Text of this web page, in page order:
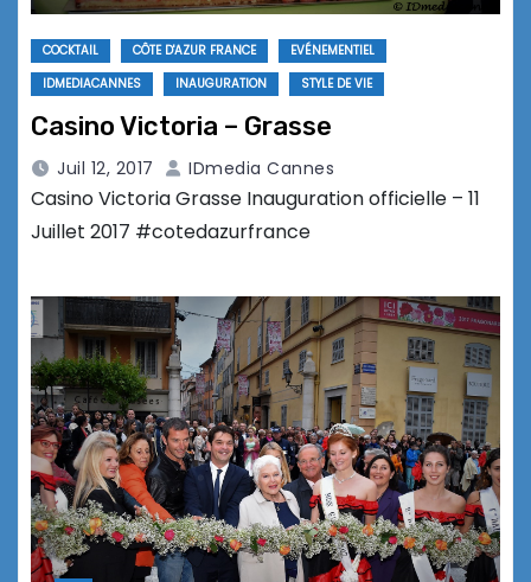
COCKTAIL CÔTE D'AZUR FRANCE
EVÉNEMENTIEL
IDMEDIACANNES
INAUGURATION STYLE DE VIE
Casino Victoria – Grasse
Juil 12, 2017 IDmedia Cannes
Casino Victoria Grasse Inauguration officielle – 11
Juillet 2017 #cotedazurfrance